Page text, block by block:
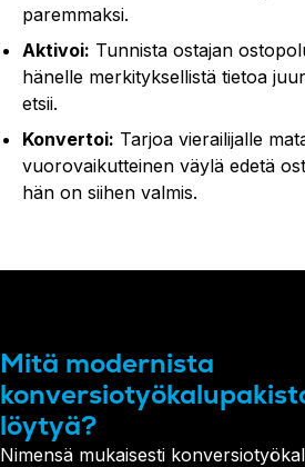
paremmaksi.
Aktivoi: Tunnista ostajan
hänelle merkityksellistä tietoa
etsii.
Konvertoi: Tarjoa vierailijalle
vuorovaikutteinen väylä edetä
hän on siihen valmis.
Mitä modernista
löytyä?
Nimensä mukaisesti